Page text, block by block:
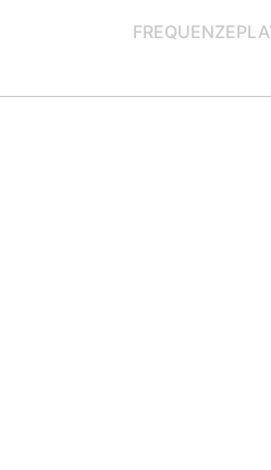
FREQUENZE